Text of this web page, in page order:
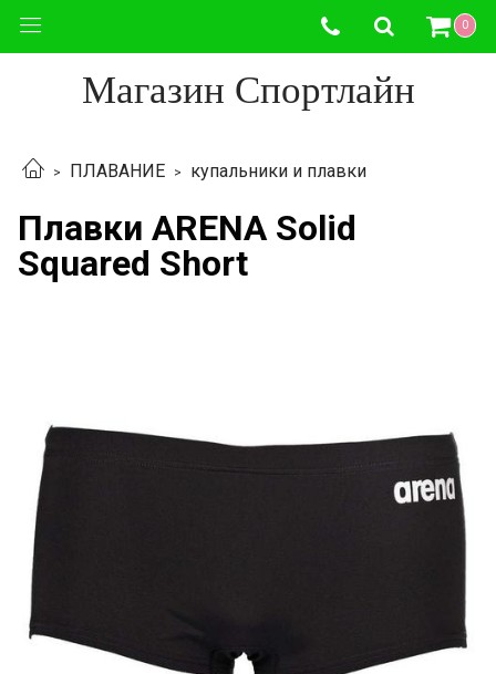
0
Магазин Спортлайн
ПЛАВАНИЕ купальники и плавки
Плавки ARENA Solid
Squared Short